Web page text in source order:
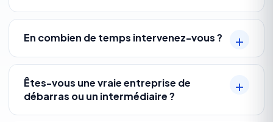
En combien de temps intervenez-vous ?
Êtes-vous une vraie entreprise de
débarras ou un intermédiaire ?